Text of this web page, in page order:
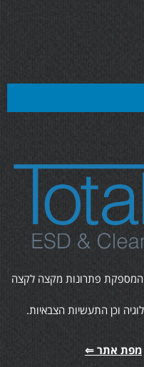
המספקת פתרונות מקצה לקצה
מפת אתר ⇐